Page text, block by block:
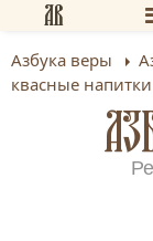
Азбука веры
квасные напитки